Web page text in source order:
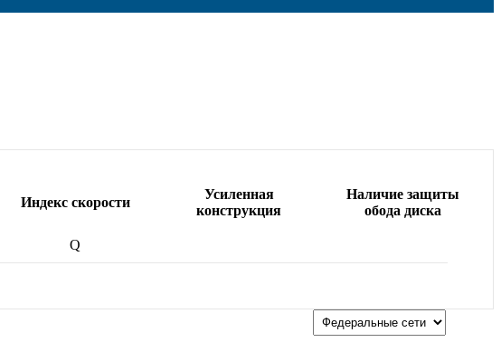
Индекс скорости
Усиленная
конструкция
Наличие защиты
обода диска
Q